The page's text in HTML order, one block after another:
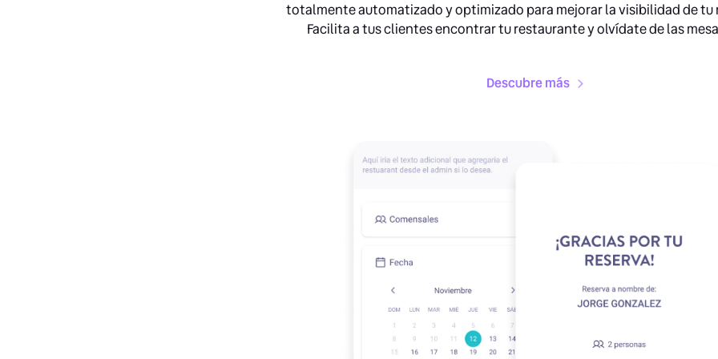
totalmente automatizado y optimizado para mejorar la visibilidad de
Facilita a tus clientes encontrar tu restaurante y olvídate de las
Descubre más